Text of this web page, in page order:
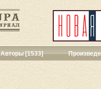
Авторы [1533]